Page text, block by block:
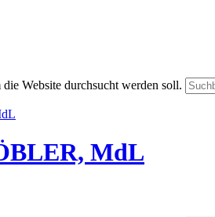
Website durchsucht werden soll.
MdL